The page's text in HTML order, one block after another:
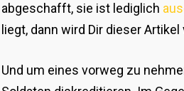
abgeschafft, sie ist lediglich
liegt, dann wird Dir dieser
Und um eines vorweg zu